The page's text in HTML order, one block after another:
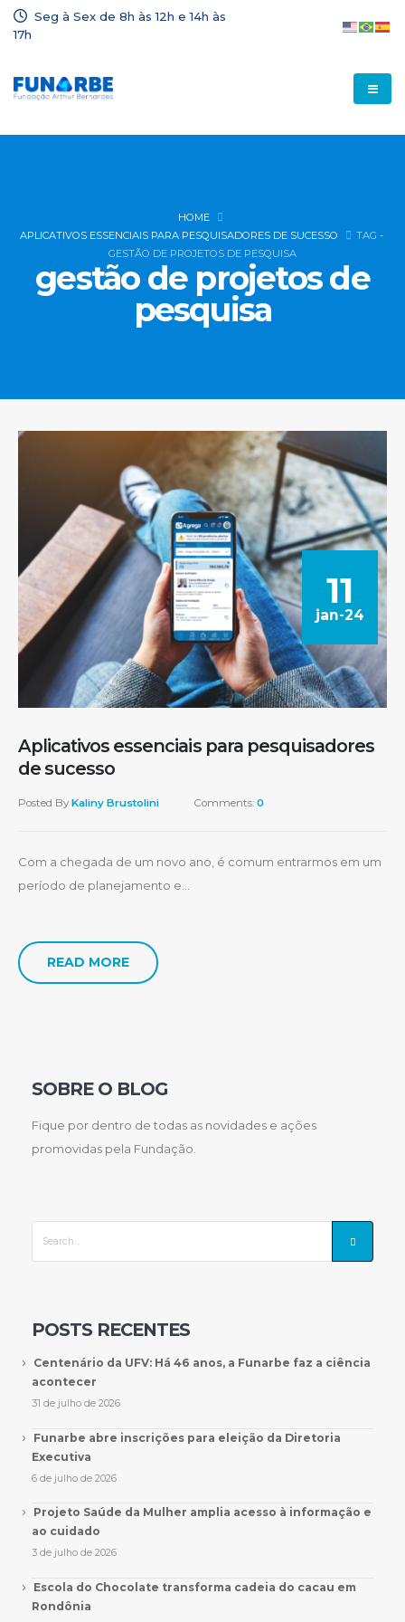
Seg à Sex de 8h às 12h e 14h às
17h
HOME
APLICATIVOS ESSENCIAIS PARA PESQUISADORES DE SUCESSO
TAG -
GESTÃO DE PROJETOS DE PESQUISA
gestão de projetos de
pesquisa
11
jan-24
Aplicativos essenciais para pesquisadores
de sucesso
Posted By Kaliny Brustolini Comments: 0
Com a chegada de um novo ano, é comum entrarmos em um
período de planejamento e...
READ MORE
SOBRE O BLOG
Fique por dentro de todas as novidades e ações
promovidas pela Fundação.
POSTS RECENTES
Centenário da UFV: Há 46 anos, a Funarbe faz a ciência
acontecer
31 de julho de 2026
Funarbe abre inscrições para eleição da Diretoria
Executiva
6 de julho de 2026
Projeto Saúde da Mulher amplia acesso à informação e
ao cuidado
3 de julho de 2026
Escola do Chocolate transforma cadeia do cacau em
Rondônia